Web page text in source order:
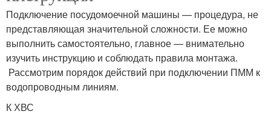
Подключение посудомоечной машины — процедура, не
представляющая значительной сложности. Ее можно
выполнить самостоятельно, главное — внимательно
изучить инструкцию и соблюдать правила монтажа.
Рассмотрим порядок действий при подключении ПММ к
водопроводным линиям.
К ХВС